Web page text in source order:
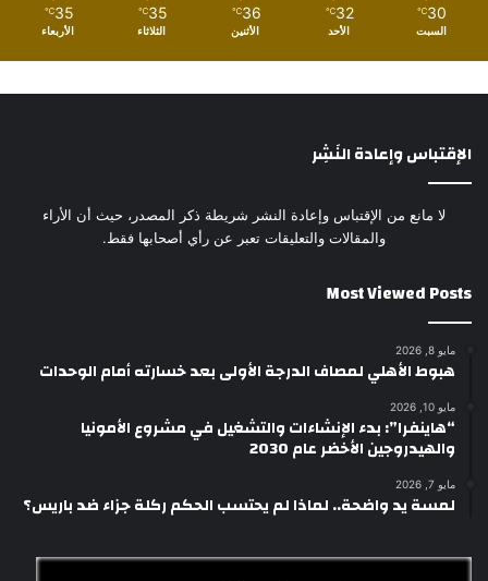
30
℃
السبت
32
℃
الأحد
36
℃
الأثنين
35
℃
الثلاثاء
35
℃
الأربعاء
الإقتباس وإعادة النَشِر
لا مانع من الإقتباس وإعادة النشر شريطة ذكر المصدر، حيث أن الأراء
والمقالات والتعليقات تعبر عن رأي أصحابها فقط.
Most Viewed Posts
مايو 8, 2026
هبوط الأهلي لمصاف الدرجة الأولى بعد خسارته أمام الوحدات
مايو 10, 2026
“هاينفرا”: بدء الإنشاءات والتشغيل في مشروع الأمونيا
والهيدروجين الأخضر عام 2030
مايو 7, 2026
لمسة يد واضحة.. لماذا لم يحتسب الحكم ركلة جزاء ضد باريس؟